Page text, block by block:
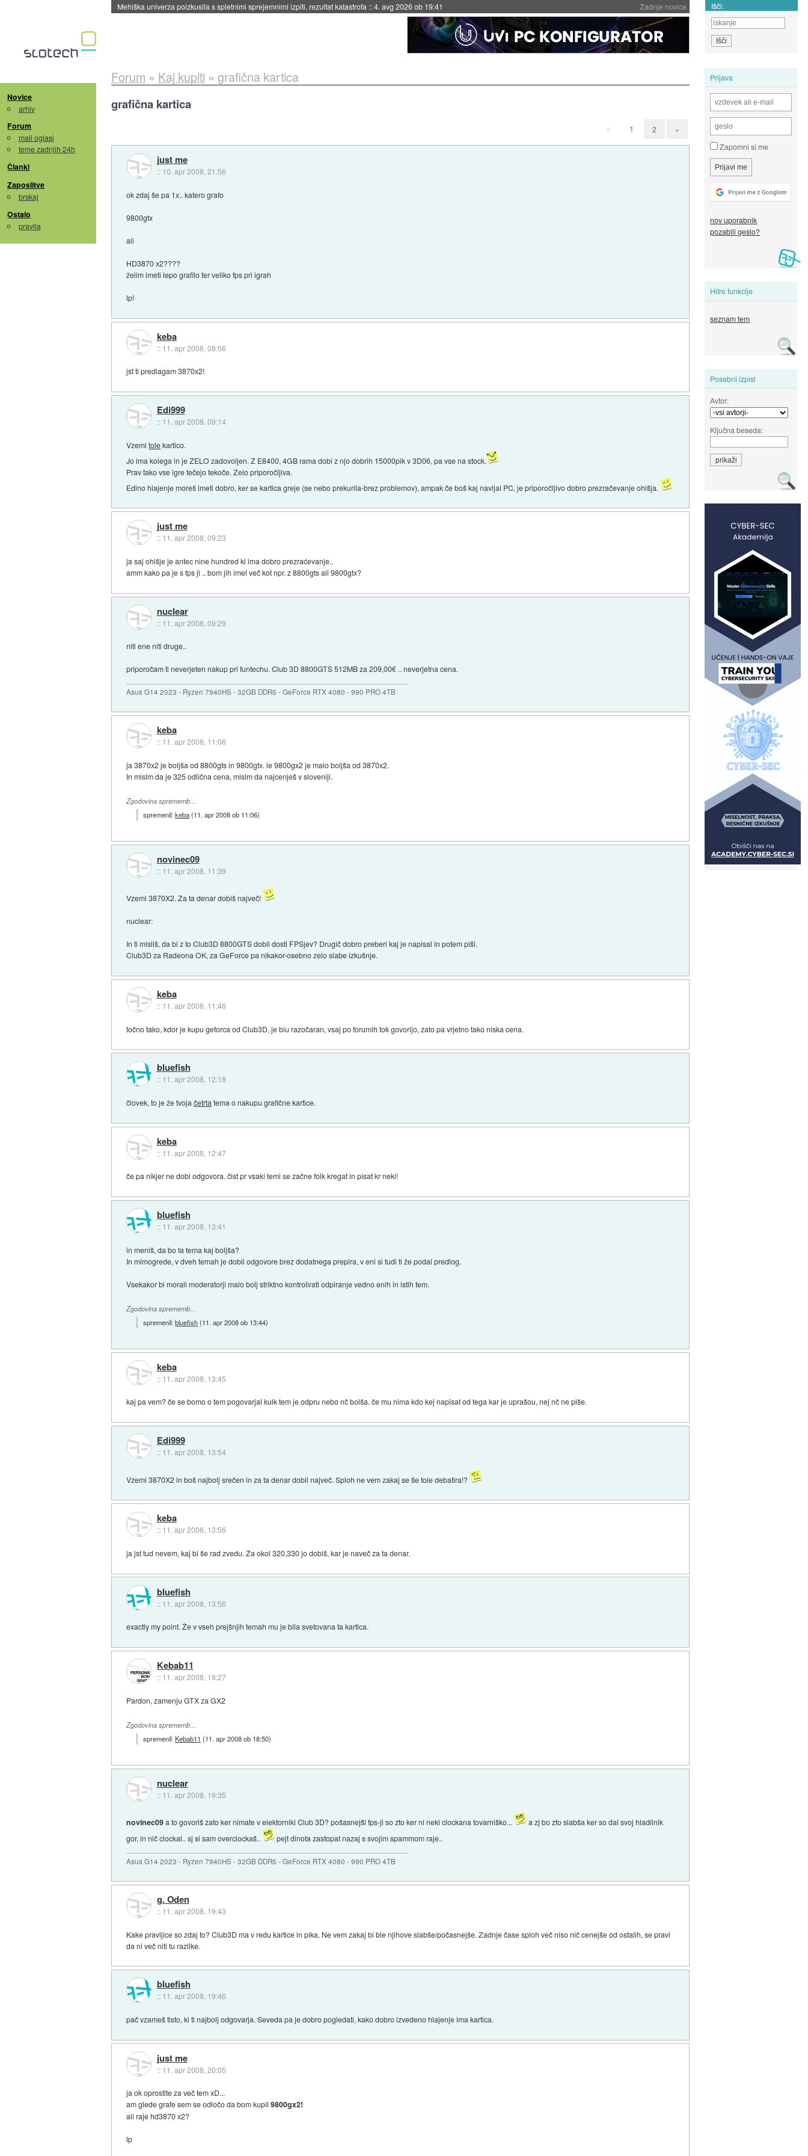
Zadnje novice
Evropska vesoljska agencija razvija svojo raketo za večkratno uporabo::4. avg 2026 ob 19:41 Išči:
Novice
arhiv
Forum
mali oglasi
teme zadnjih 24h
Članki
Zaposlitve
brskaj
Ostalo
pravila
Prijava
Zapomni si me
nov uporabnik
pozabili geslo?
Hitre funkcije
seznam tem
Posebni izpisi
Avtor:
Ključna beseda:
Forum » Kaj kupiti » grafična kartica
grafična kartica
« 1 2 »
just me
:: 10. apr 2008, 21:56
ok zdaj še pa 1x.. katero grafo
9800gtx
ali
HD3870 x2????
želim imeti lepo grafilo ter veliko fps pri igrah
lp!
keba
:: 11. apr 2008, 08:56
jst ti predlagam 3870x2!
Edi999
:: 11. apr 2008, 09:14
Vzemitolekartico.
Jo ima kolega in je ZELO zadovoljen. Z E8400, 4GB rama dobi z njo dobrih 15000pik v 3D06, pa vse na stock.
Prav tako vse igre tečejo tekoče. Zelo priporočljiva.
Edino hlajenje moreš imeti dobro, ker se kartica greje (se nebo prekurila-brez problemov), ampak če boš kaj navijal PC, je priporočljivo dobro prezračevanje ohišja.
just me
:: 11. apr 2008, 09:23
ja saj ohišje je antec nine hundred ki ima dobro prezraćevanje..
amm kako pa je s fps ji .. bom jih imel več kot npr. z 8800gts ali 9800gtx?
nuclear
:: 11. apr 2008, 09:29
niti ene niti druge..
priporočam ti neverjeten nakup pri funtechu. Club 3D 8800GTS 512MB za 209,00€ .. neverjetna cena.
Asus G14 2023 - Ryzen 7940HS - 32GB DDR5 - GeForce RTX 4080 - 990 PRO 4TB
keba
:: 11. apr 2008, 11:06
ja 3870x2 je boljša od 8800gts in 9800gtx. le 9800gx2 je malo boljša od 3870x2.
In mislm da je 325 odlična cena, mislm da najcenješ v sloveniji.
Zgodovina sprememb…
spremenil:keba(11. apr 2008 ob 11:06)
novinec09
:: 11. apr 2008, 11:39
Vzemi 3870X2. Za ta denar dobiš največ!
nuclear:
In ti misliš, da bi z to Club3D 8800GTS dobil dosti FPSjev? Drugič dobro preberi kaj je napisal in potem piši.
Club3D za Radeona OK, za GeForce pa nikakor-osebno zelo slabe izkušnje.
keba
:: 11. apr 2008, 11:46
točno tako, kdor je kupu geforca od Club3D, je biu razočaran, vsaj po forumih tok govorijo, zato pa vrjetno tako niska cena.
bluefish
:: 11. apr 2008, 12:18
človek, to je že tvojačetrta tema o nakupu grafične kartice.
keba
:: 11. apr 2008, 12:47
če pa nikjer ne dobi odgovora. čist pr vsaki temi se začne folk kregat in pisat kr neki!
bluefish
:: 11. apr 2008, 13:41
in meniš, da bo ta tema kaj boljša?
In mimogrede, v dveh temah je dobil odgovore brez dodatnega prepira, v eni si tudi ti že podal predlog.
Vsekakor bi morali moderatorji malo bolj striktno kontrolirati odpiranje vedno enih in istih tem.
Zgodovina sprememb…
spremenil:bluefish(11. apr 2008 ob 13:44)
keba
:: 11. apr 2008, 13:45
kaj pa vem? če se bomo o tem pogovarjal kulk tem je odpru nebo nč bolša. če mu nima kdo kej napisat od tega kar je uprašou, nej nč ne piše.
Edi999
:: 11. apr 2008, 13:54
Vzemi 3870X2 in boš najbolj srečen in za ta denar dobil največ. Sploh ne vem zakaj se še tole debatira!?
keba
:: 11. apr 2008, 13:56
ja jst tud nevem, kaj bi še rad zvedu. Za okol 320,330 jo dobiš, kar je naveč za ta denar.
bluefish
:: 11. apr 2008, 13:56
exactly my point. Že v vseh prejšnjih temah mu je bila svetovana ta kartica.
Kebab11
:: 11. apr 2008, 18:27
Pardon, zamenju GTX za GX2
Zgodovina sprememb…
spremenil:Kebab11 (11. apr 2008 ob 18:50)
nuclear
:: 11. apr 2008, 19:35
novinec09a to govoriš zato ker nimate v elektorniki Club 3D? pošasnejši fps-ji so zto ker ni neki clockana tovarniško...
a zj bo zto slabša ker so dal svoj hladilnik
gor, in nič clockal.. sj si sam overclockaš..
pejt dinota zastopat nazaj s svojim spammom raje..
Asus G14 2023 - Ryzen 7940HS - 32GB DDR5 - GeForce RTX 4080 - 990 PRO 4TB
g. Oden
:: 11. apr 2008, 19:43
Kake pravljice so zdaj to? Club3D ma v redu kartice in pika. Ne vem zakaj bi ble njihove slabše/počasnejše. Zadnje čase sploh več niso nič cenejše od ostalih, se pravi
da ni več niti tu razlike.
bluefish
:: 11. apr 2008, 19:46
pač vzameš tisto, ki ti najbolj odgovarja. Seveda pa je dobro pogledati, kako dobro izvedeno hlajenje ima kartica.
just me
:: 11. apr 2008, 20:05
ja ok oprostite za več tem xD...
am glede grafe sem se odločo da bom kupil9800gx2!
ali raje hd3870 x2?
lp